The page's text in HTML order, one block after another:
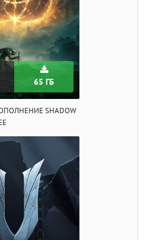
65 ГБ
SHADOW